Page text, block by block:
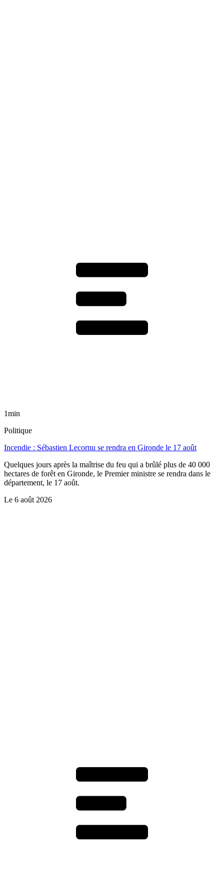
1min
Politique
Incendie : Sébastien Lecornu se rendra en Gironde le 17 août
Quelques jours après la maîtrise du feu qui a brûlé plus de 40 000
hectares de forêt en Gironde, le Premier ministre se rendra dans le
département, le 17 août.
Le 6 août 2026